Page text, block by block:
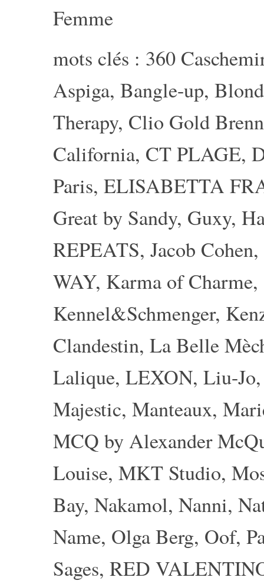
Femme
mots clés : 360
Aspiga, Bangle-up,
Therapy, Clio Gold
California, CT PLAGE,
Paris, ELISABETTA
Great by Sandy, Guxy,
REPEATS, Jacob Cohen,
WAY, Karma of Charme,
Kennel&Schmenger,
Clandestin, La Belle
Lalique, LEXON, Liu-Jo
Majestic, Manteaux,
MCQ by Alexander
Louise, MKT Studio,
Bay, Nakamol, Nanni,
Name, Olga Berg, Oof,
Sages, RED